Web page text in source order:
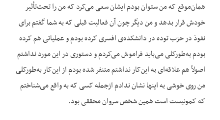
همان‌موقع که من ستوان بودم ایشان سعی می‌کرد که من را تحت‌تأثیر
خودش قرار بدهد و من دیگر چون آن فعالیت قبلی که به شما گفتم برای
نفوذ در حزب توده در دانشکده‌ی افسری کرده بودم و عملیاتی هم کرده
بودم به‌طورکلی می‌باید فراموش می‌کردم و دستوری در این مورد نداشتم
اصولاً هم علاقه‌ای به این‌کار نداشتم متنفر شده بودم از این‌کار به‌طورکلی
من روی خوشی به اینها نشان ندادم ازجمله کسی که به واقع می‌شناختم
که کمونیست است همین شخص سروان محققی بود.